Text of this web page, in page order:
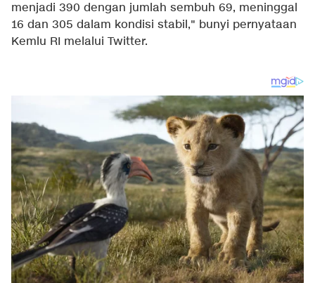
menjadi 390 dengan jumlah sembuh 69, meninggal
16 dan 305 dalam kondisi stabil," bunyi pernyataan
Kemlu RI melalui Twitter.